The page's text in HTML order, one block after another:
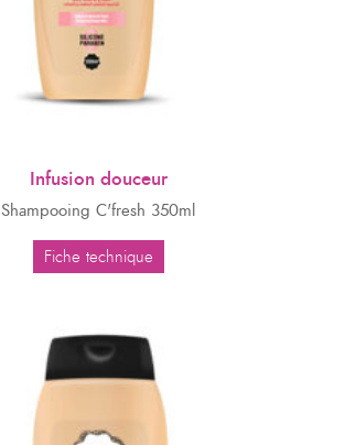
Infusion douceur
Shampooing C'fresh 350ml
Fiche technique